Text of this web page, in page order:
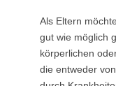
Als Eltern
gut wie möglich
körperlichen
die entweder